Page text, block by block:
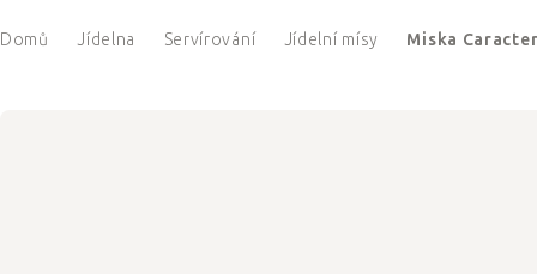
Domů Jídelna Servírování Jídelní mísy Miska